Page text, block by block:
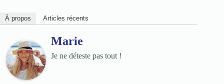
À propos Articles récents
Marie
Je ne déteste pas tout !